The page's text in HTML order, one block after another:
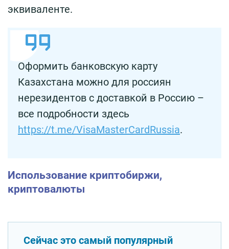
эквиваленте.
Оформить банковскую карту
Казахстана можно для россиян
нерезидентов с доставкой в Россию –
все подробности здесь
https://t.me/VisaMasterCardRussia.
Использование криптобиржи,
криптовалюты
Сейчас это самый популярный